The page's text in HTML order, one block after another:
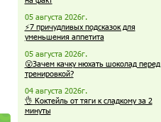
05 августа 2026г.
⚡7 причудливых подсказок для
уменьшения аппетита
05 августа 2026г.
😮Зачем качку нюхать шоколад перед
тренировкой?
04 августа 2026г.
👌 Коктейль от тяги к сладкому за 2
минуты